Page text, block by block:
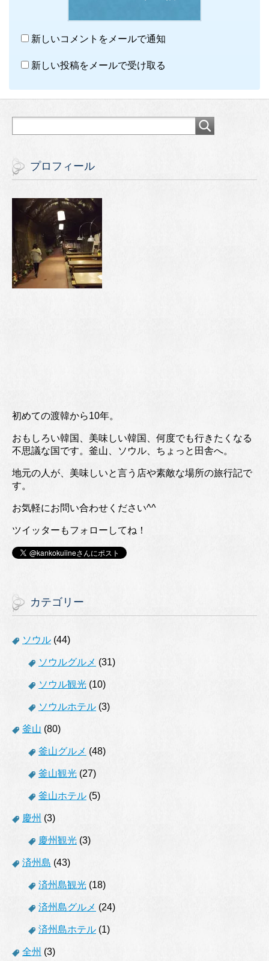
新しいコメントをメールで通知
新しい投稿をメールで受け取る
プロフィール
初めての渡韓から10年。
おもしろい韓国、美味しい韓国、何度でも行きたくなる
不思議な国です。釜山、ソウル、ちょっと田舎へ。
地元の人が、美味しいと言う店や素敵な場所の旅行記で
す。
お気軽にお問い合わせください^^
ツイッターもフォローしてね！
カテゴリー
ソウル (44)
ソウルグルメ (31)
ソウル観光 (10)
ソウルホテル (3)
釜山 (80)
釜山グルメ (48)
釜山観光 (27)
釜山ホテル (5)
慶州 (3)
慶州観光 (3)
済州島 (43)
済州島観光 (18)
済州島グルメ (24)
済州島ホテル (1)
全州 (3)